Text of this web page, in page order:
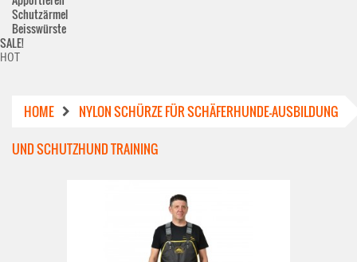
Schutzärmel
Beisswürste
SALE!
HOT
HOME
NYLON SCHÜRZE FÜR SCHÄFERHUNDE-AUSBILDUNG
UND SCHUTZHUND TRAINING